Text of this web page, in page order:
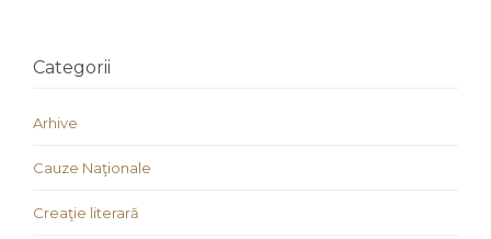
Categorii
Arhive
Cauze Naţionale
Creaţie literară